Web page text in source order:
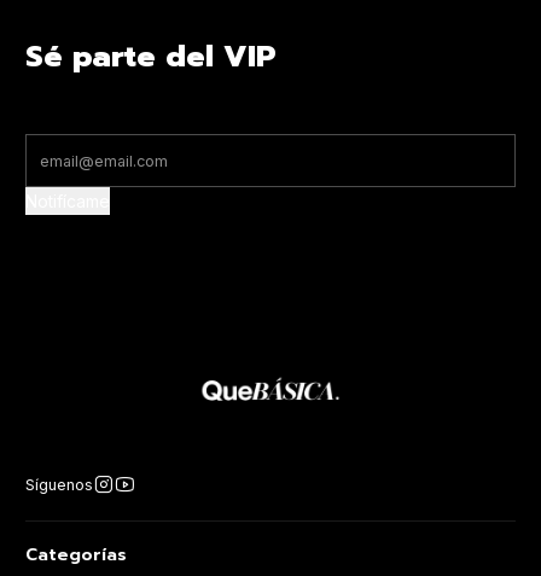
Sé parte del VIP
Síguenos
Categorías